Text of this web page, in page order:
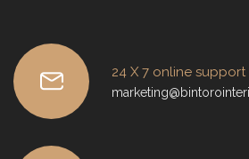
24 X 7 online support